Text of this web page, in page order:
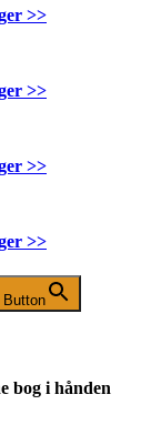
>>
>>
>>
>>
Button
bog i hånden